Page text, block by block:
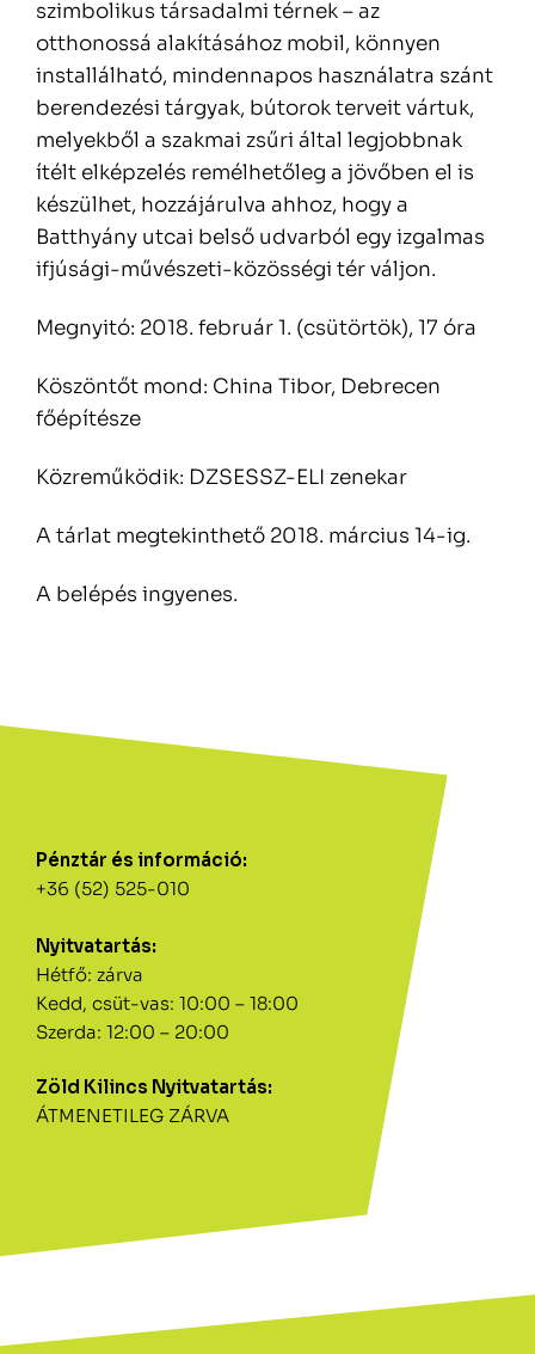
Pénztár és információ:
+36 (52) 525-010
Nyitvatartás:
Hétfő: zárva
Kedd, csüt-vas: 10:00 – 18:00
Szerda: 12:00 – 20:00
Zöld Kilincs Nyitvatartás:
ÁTMENETILEG ZÁRVA
szimbolikus társadalmi térnek – az
otthonossá alakításához mobil, könnyen
installálható, mindennapos használatra szánt
berendezési tárgyak, bútorok terveit vártuk,
melyekből a szakmai zsűri által legjobbnak
ítélt elképzelés remélhetőleg a jövőben el is
készülhet, hozzájárulva ahhoz, hogy a
Batthyány utcai belső udvarból egy izgalmas
ifjúsági-művészeti-közösségi tér váljon.
Megnyitó: 2018. február 1. (csütörtök), 17 óra
Köszöntőt mond: China Tibor, Debrecen
főépítésze
Közreműködik: DZSESSZ-ELI zenekar
A tárlat megtekinthető 2018. március 14-ig.
A belépés ingyenes.